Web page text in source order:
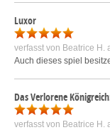
Luxor
verfasst von Beatrice H.
Auch dieses spiel
Das Verlorene
verfasst von Beatrice H.